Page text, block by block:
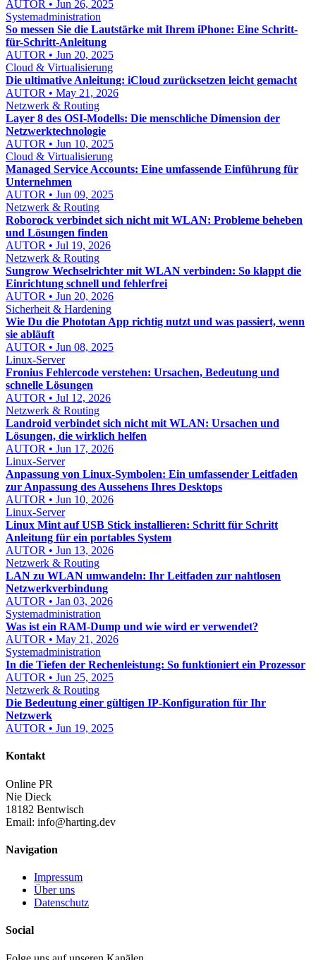
AUTOR • Jun 26, 2025
Systemadministration
So messen Sie die Lautstärke mit Ihrem iPhone: Eine Schritt-
für-Schritt-Anleitung
AUTOR • Jun 20, 2025
Cloud & Virtualisierung
Die ultimative Anleitung: iCloud zurücksetzen leicht gemacht
AUTOR • May 21, 2026
Netzwerk & Routing
Layer 8 des OSI-Modells: Die menschliche Dimension der
Netzwerktechnologie
AUTOR • Jun 10, 2025
Cloud & Virtualisierung
Managed Service Accounts: Eine umfassende Einführung für
Unternehmen
AUTOR • Jun 09, 2025
Netzwerk & Routing
Roborock verbindet sich nicht mit WLAN: Probleme beheben
und Lösungen finden
AUTOR • Jul 19, 2026
Netzwerk & Routing
Sungrow Wechselrichter mit WLAN verbinden: So klappt die
Einrichtung schnell und fehlerfrei
AUTOR • Jun 20, 2026
Sicherheit & Hardening
Wie Du die Phototan App richtig nutzt und was passiert, wenn
sie abläuft
AUTOR • Jun 08, 2025
Linux-Server
Fronius Fehlercode verstehen: Ursachen, Bedeutung und
schnelle Lösungen
AUTOR • Jul 12, 2026
Netzwerk & Routing
Landroid verbindet sich nicht mit WLAN: Ursachen und
Lösungen, die wirklich helfen
AUTOR • Jun 17, 2026
Linux-Server
Anpassung von Linux-Symbolen: Ein umfassender Leitfaden
zur Anpassung des Aussehens Ihres Desktops
AUTOR • Jun 10, 2026
Linux-Server
Linux Mint auf USB Stick installieren: Schritt für Schritt
Anleitung für ein portables System
AUTOR • Jun 13, 2026
Netzwerk & Routing
LAN zu WLAN umwandeln: Ihr Leitfaden zur nahtlosen
Netzwerkverbindung
AUTOR • Jan 03, 2026
Systemadministration
Was ist ein RAM-Dump und wie wird er verwendet?
AUTOR • May 21, 2026
Systemadministration
In die Tiefen der Rechenleistung: So funktioniert ein Prozessor
AUTOR • Jun 25, 2025
Netzwerk & Routing
Die Bedeutung einer gültigen IP-Konfiguration für Ihr
Netzwerk
AUTOR • Jun 19, 2025
Kontakt
Online PR
Nie Dieck
18182 Bentwisch
Email: info@harting.dev
Navigation
Impressum
Über uns
Datenschutz
Social